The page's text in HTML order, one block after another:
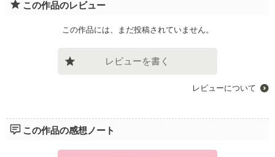
この作品のレビュー
この作品には、まだ投稿されていません。
レビューを書く
レビューについて
この作品の感想ノート